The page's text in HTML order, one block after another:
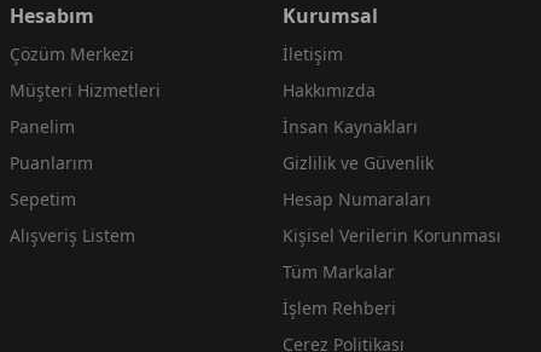
Hesabım
Çözüm Merkezi
Müşteri Hizmetleri
Panelim
Puanlarım
Sepetim
Alışveriş Listem
Kurumsal
İletişim
Hakkımızda
İnsan Kaynakları
Gizlilik ve Güvenlik
Hesap Numaraları
Kişisel Verilerin Korunması
Tüm Markalar
İşlem Rehberi
Çerez Politikası